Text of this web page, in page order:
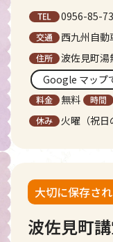
0956-85-
西九州自
波佐見町
Google マップ
無料
火曜（祝日
大切に保存さ
波佐見町